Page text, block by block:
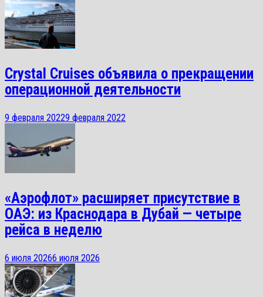
Crystal Cruises объявила о прекращении
операционной деятельности
9 февраля 20229 февраля 2022
«Аэрофлот» расширяет присутствие в
ОАЭ: из Краснодара в Дубай — четыре
рейса в неделю
6 июля 20266 июля 2026